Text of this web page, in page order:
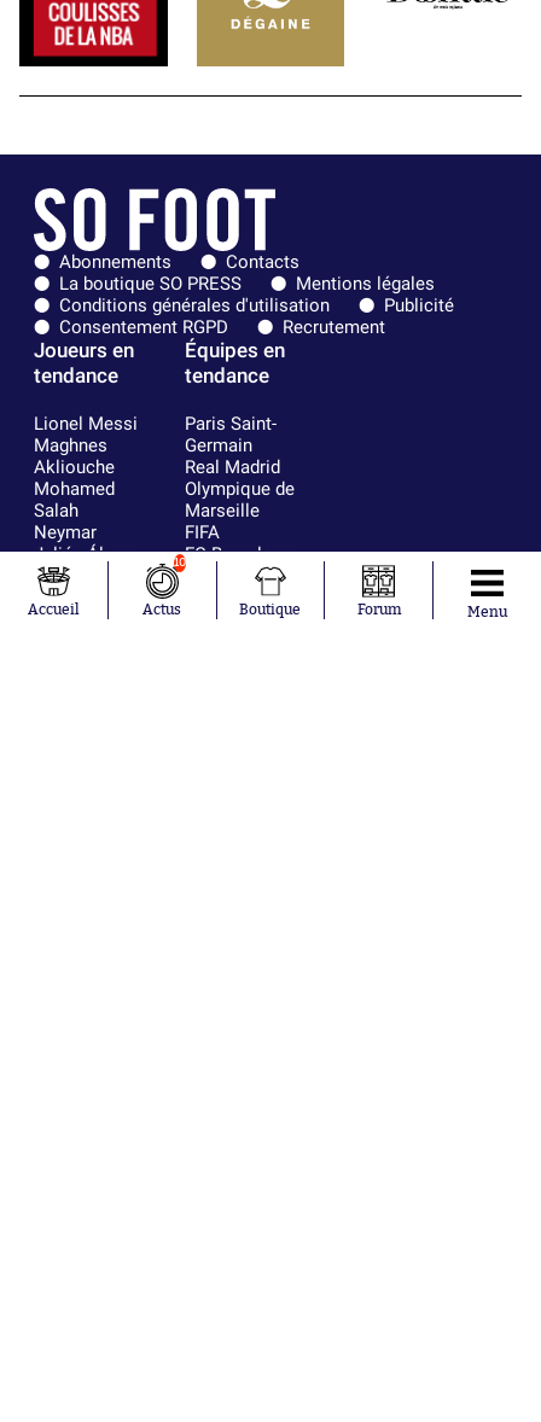
Abonnements
Contacts
La boutique SO PRESS
Mentions légales
Conditions générales d'utilisation
Publicité
Consentement RGPD
Recrutement
Joueurs en
tendance
Lionel Messi
Maghnes
Akliouche
Mohamed
Salah
Neymar
Julián Álvarez
Ferrán Torres
Kilian Corredor
Franco
Équipes en
tendance
Paris Saint-
Germain
Real Madrid
Olympique de
Marseille
FIFA
FC Barcelone
Argentine
Olympique
lyonnais
Accueil
10
Actus Boutique Forum Menu